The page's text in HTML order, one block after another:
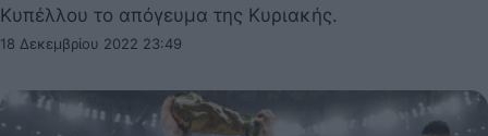
Κυπέλλου το απόγευμα της Κυριακής.
18 Δεκεμβρίου 2022 23:49